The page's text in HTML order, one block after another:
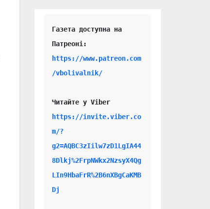
Газета доступна на
https://www.patreon.com
/vbolivalnik/
Читайте у Viber
https://invite.viber.co
m/?
g2=AQBC3zIilw7zD1LgIA44
8Dlkj%2FrpNWkx2NzsyX4Qg
LIn9HbaFrR%2B6nXBgCaKMB
Dj